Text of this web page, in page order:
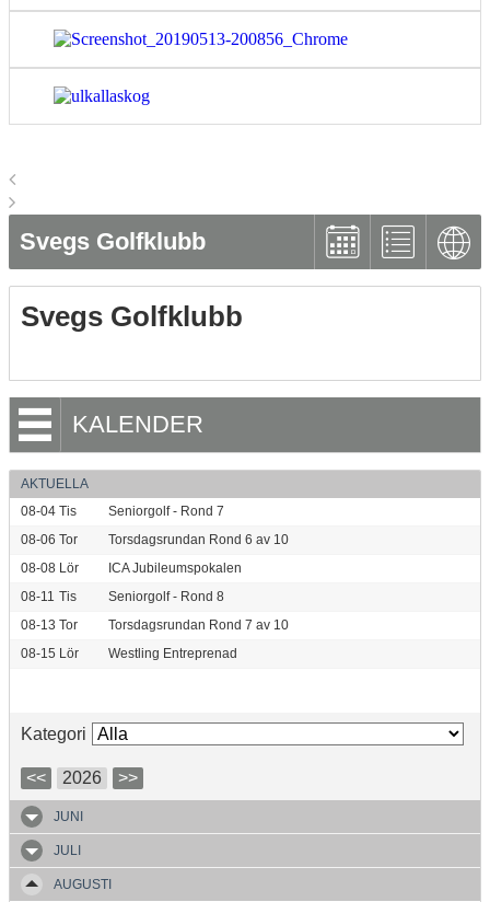
Svegs Golfklubb
Svegs Golfklubb
KALENDER
AKTUELLA
08-04 Tis
Seniorgolf - Rond 7
08-06 Tor
Torsdagsrundan Rond 6 av 10
08-08 Lör
ICA Jubileumspokalen
08-11 Tis
Seniorgolf - Rond 8
08-13 Tor
Torsdagsrundan Rond 7 av 10
08-15 Lör Westling Entreprenad
Kategori
<< 2026 >>
JUNI
JULI
AUGUSTI